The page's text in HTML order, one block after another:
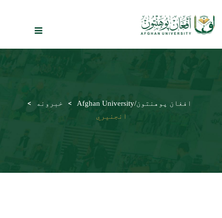
CATEGORY:
افغان پوهنتون/Afghan University > خبرونه
>
انجنیري